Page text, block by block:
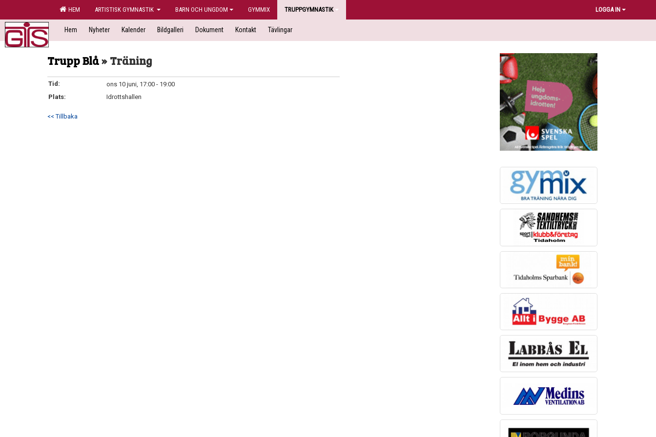
HEM ARTISTISK GYMNASTIK BARN OCH UNGDOM GYMMIX TRUPPGYMNASTIK LOGGA IN
Hem Nyheter Kalender Bildgalleri Dokument Kontakt Tävlingar
Trupp Blå» Träning
Tid:
ons 10 juni, 17:00 - 19:00
Plats:
Idrottshallen
<< Tillbaka